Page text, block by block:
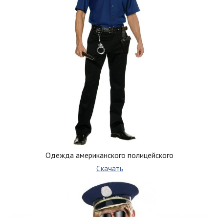
Одежда американского полицейского
Скачать